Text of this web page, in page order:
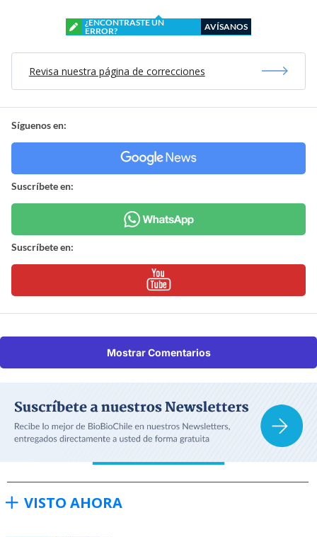
¿ENCONTRASTE UN
ERROR?
AVÍSANOS
Revisa nuestra página de correcciones
Síguenos en:
Suscríbete en:
Suscríbete en:
Mostrar Comentarios
VISTO AHORA